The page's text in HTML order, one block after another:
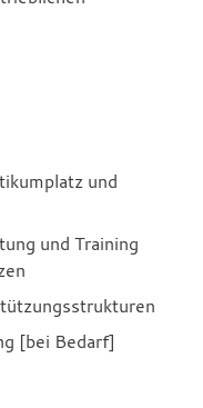
und
und Training
[bei Bedarf]